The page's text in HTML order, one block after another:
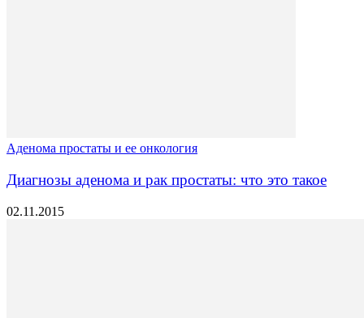
Аденома простаты и ее онкология
Диагнозы аденома и рак простаты: что это такое
02.11.2015